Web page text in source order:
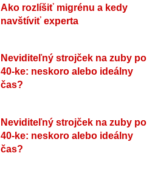
Ako rozlíšiť migrénu a kedy
navštíviť experta
Neviditeľný strojček na zuby po
40-ke: neskoro alebo ideálny
čas?
Neviditeľný strojček na zuby po
40-ke: neskoro alebo ideálny
čas?